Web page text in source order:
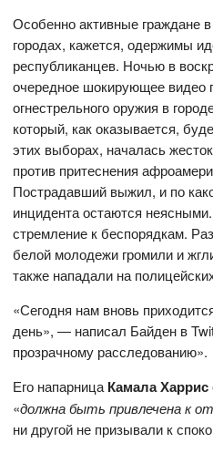
Особенно активные граждане
городах, кажется, одержимы
республиканцев. Ночью в
очередное шокирующее видео
огнестрельного оружия в
который, как оказывается,
этих выборах, началась
против притеснения
Пострадавший выжил, и по
инцидента остаются
стремление к беспорядкам.
белой молодежи громили и
также нападали на
«Сегодня нам вновь
день», — написал Байден в
прозрачному расследованию».
Его напарницаКамала Харрис
«должна быть привлечена к
ни другой не призывали к